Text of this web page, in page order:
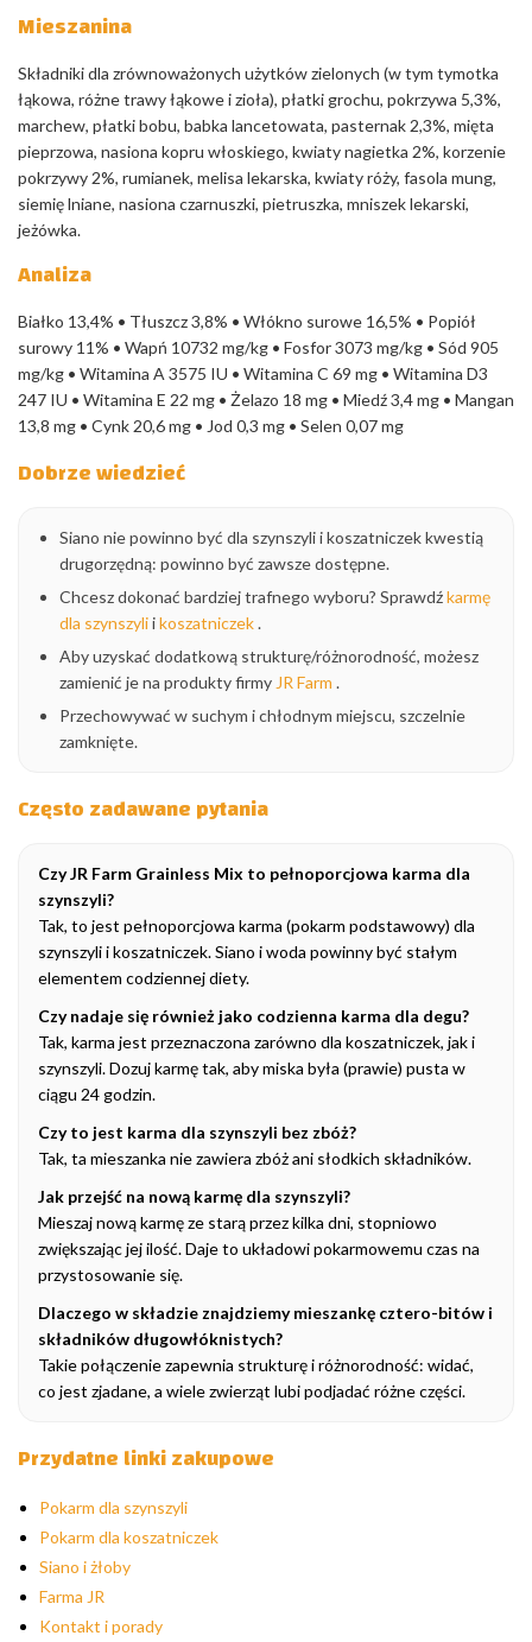
Mieszanina
Składniki dla zrównoważonych użytków zielonych (w tym tymotka
łąkowa, różne trawy łąkowe i zioła), płatki grochu, pokrzywa 5,3%,
marchew, płatki bobu, babka lancetowata, pasternak 2,3%, mięta
pieprzowa, nasiona kopru włoskiego, kwiaty nagietka 2%, korzenie
pokrzywy 2%, rumianek, melisa lekarska, kwiaty róży, fasola mung,
siemię lniane, nasiona czarnuszki, pietruszka, mniszek lekarski,
jeżówka.
Analiza
Białko 13,4% • Tłuszcz 3,8% • Włókno surowe 16,5% • Popiół
surowy 11% • Wapń 10732 mg/kg • Fosfor 3073 mg/kg • Sód 905
mg/kg • Witamina A 3575 IU • Witamina C 69 mg • Witamina D3
247 IU • Witamina E 22 mg • Żelazo 18 mg • Miedź 3,4 mg • Mangan
13,8 mg • Cynk 20,6 mg • Jod 0,3 mg • Selen 0,07 mg
Dobrze wiedzieć
Siano nie powinno być dla szynszyli i koszatniczek kwestią
drugorzędną: powinno być zawsze dostępne.
Chcesz dokonać bardziej trafnego wyboru? Sprawdźkarmę
dla szynszyliikoszatniczek.
Aby uzyskać dodatkową strukturę/różnorodność, możesz
zamienić je na produkty firmy JR Farm .
Przechowywać w suchym i chłodnym miejscu, szczelnie
zamknięte.
Często zadawane pytania
Czy JR Farm Grainless Mix to pełnoporcjowa karma dla
szynszyli?
Tak, to jest pełnoporcjowa karma (pokarm podstawowy) dla
szynszyli i koszatniczek. Siano i woda powinny być stałym
elementem codziennej diety.
Czy nadaje się również jako codzienna karma dla degu?
Tak, karma jest przeznaczona zarówno dla koszatniczek, jak i
szynszyli. Dozuj karmę tak, aby miska była (prawie) pusta w
ciągu 24 godzin.
Czy to jest karma dla szynszyli bez zbóż?
Tak, ta mieszanka nie zawiera zbóż ani słodkich składników.
Jak przejść na nową karmę dla szynszyli?
Mieszaj nową karmę ze starą przez kilka dni, stopniowo
zwiększając jej ilość. Daje to układowi pokarmowemu czas na
przystosowanie się.
Dlaczego w składzie znajdziemy mieszankę cztero-bitów i
składników długowłóknistych?
Takie połączenie zapewnia strukturę i różnorodność: widać,
co jest zjadane, a wiele zwierząt lubi podjadać różne części.
Przydatne linki zakupowe
Pokarm dla szynszyli
Pokarm dla koszatniczek
Siano i żłoby
Farma JR
Kontakt i porady